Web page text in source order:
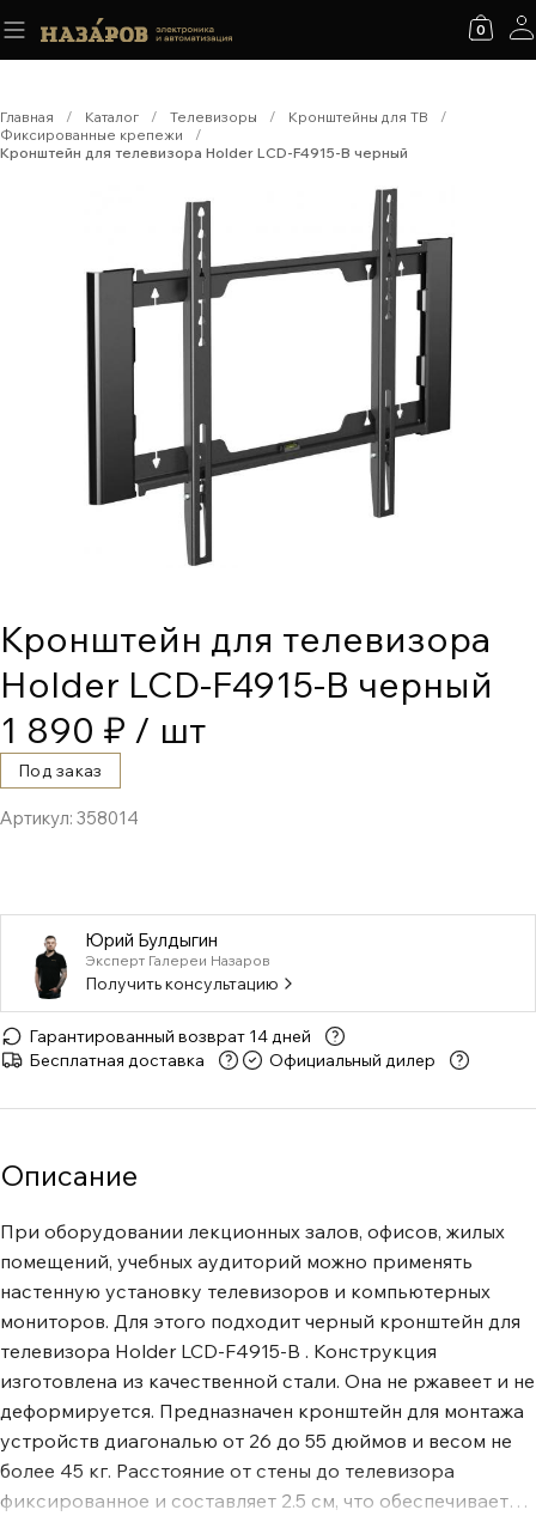
0
Главная / Каталог / Телевизоры / Кронштейны для ТВ
/
Фиксированные крепежи
/
Кронштейн для телевизора Holder LCD-F4915-B черный
Кронштейн для телевизора
Holder LCD-F4915-B черный
1 890 ₽ / шт
Под заказ
Артикул: 358014
Юрий Булдыгин
Эксперт Галереи Назаров
Получить консультацию
Гарантированный возврат 14 дней
Бесплатная доставка
Официальный дилер
Описание
При оборудовании лекционных залов, офисов, жилых
помещений, учебных аудиторий можно применять
настенную установку телевизоров и компьютерных
мониторов. Для этого подходит черный кронштейн для
телевизора Holder LCD-F4915-B . Конструкция
изготовлена из качественной стали. Она не ржавеет и не
деформируется. Предназначен кронштейн для монтажа
устройств диагональю от 26 до 55 дюймов и весом не
более 45 кг. Расстояние от стены до телевизора
фиксированное и составляет 2.5 см, что обеспечивает